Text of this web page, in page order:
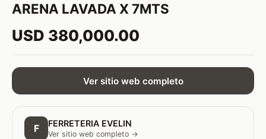
ARENA LAVADA X 7MTS
USD 380,000.00
Ver sitio web completo
F FERRETERIA EVELIN
Ver sitio web completo →